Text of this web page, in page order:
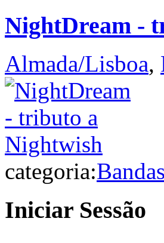
NightDream -
Almada/Lisboa,
categoria:
Iniciar Sessão